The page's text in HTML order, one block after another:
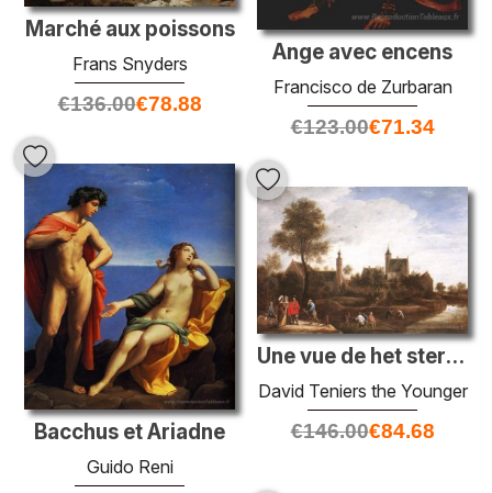
Ange avec encens
Francisco de Zurbaran
€123.00€71.34
Marché aux poissons
Frans Snyders
€136.00€78.88
Bacchus et Ariadne
Guido Reni
Une vue de het sterckshof près d'Anvers
David Teniers the Younger
€146.00€84.68